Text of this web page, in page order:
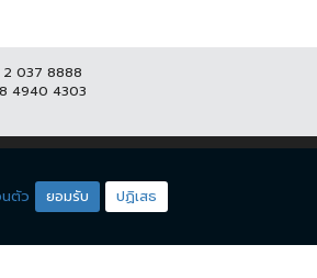
2 037 8888
4940 4303
นตัว ยอมรับ ปฏิเสธ